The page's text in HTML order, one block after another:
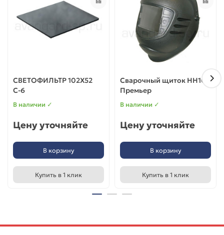
СВЕТОФИЛЬТР 102Х52
С-6
В наличии ✓
Цену уточняйте
В корзину
Купить в 1 клик
Сварочный щиток НН10
Премьер
В наличии ✓
Цену уточняйте
В корзину
Купить в 1 клик